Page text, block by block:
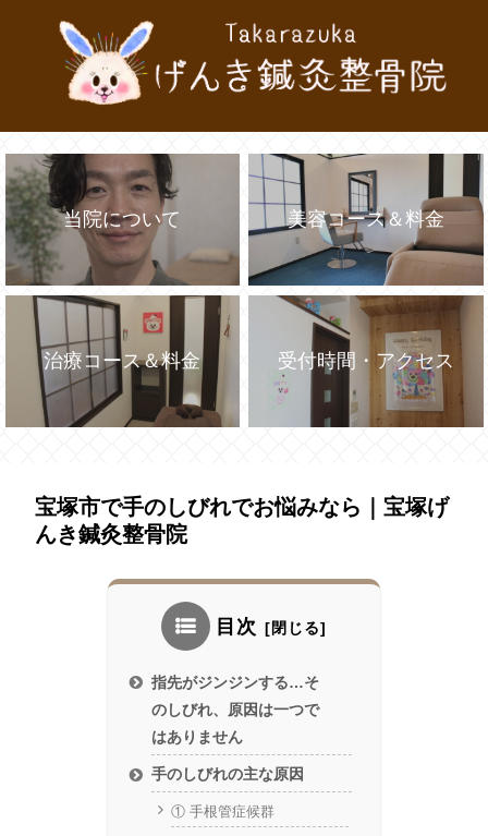
当院について 美容コース＆料金
治療コース＆料金 受付時間・アクセス
宝塚市で手のしびれでお悩みなら｜宝塚げ
んき鍼灸整骨院
目次
指先がジンジンする…そ
のしびれ、原因は一つで
はありません
手のしびれの主な原因
① 手根管症候群